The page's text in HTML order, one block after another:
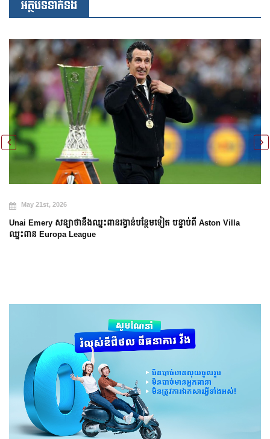
អត្ថបទទាក់ទង
Villa
May 20th, 2026
Arsenal បញ្ចប់ការរង់ចាំ ២២ ឆ្នាំ ដើម្បីឈ្នះពាន Premier League